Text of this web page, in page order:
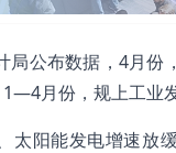
局公布数据，4月
月份，规上工业
太阳能发电增速放